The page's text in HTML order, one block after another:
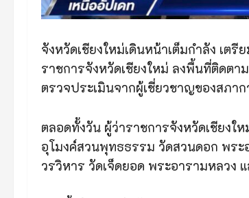
จังหวัดเชียงใหม่เดินหน้าเต็มกำลัง เต
ราชการจังหวัดเชียงใหม่ ลงพื้นที่ติดต
ตรวจประเมินจากผู้เชี่ยวชาญของสภา
ตลอดทั้งวัน ผู้ว่าราชการจังหวัดเชียง
อุโมงค์สวนพุทธธรรม วัดสวนดอก พระ
วรวิหาร วัดเจ็ดยอด พระอารามหลวง